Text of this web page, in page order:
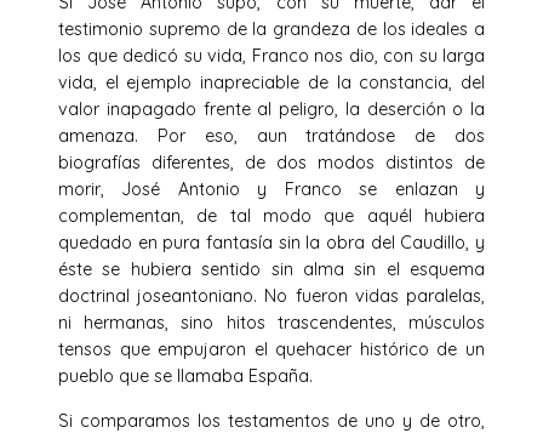
testimonio supremo de la grandeza de los ideales a
los que dedicó su vida, Franco nos dio, con su larga
vida, el ejemplo inapreciable de la constancia, del
valor inapagado frente al peligro, la deserción o la
amenaza. Por eso, aun tratándose de dos
biografías diferentes, de dos modos distintos de
morir, José Antonio y Franco se enlazan y
complementan, de tal modo que aquél hubiera
quedado en pura fantasía sin la obra del Caudillo, y
éste se hubiera sentido sin alma sin el esquema
doctrinal joseantoniano. No fueron vidas paralelas,
ni hermanas, sino hitos trascendentes, músculos
tensos que empujaron el quehacer histórico de un
pueblo que se llamaba Espa­ña.
Si comparamos los testamentos de uno y de otro,